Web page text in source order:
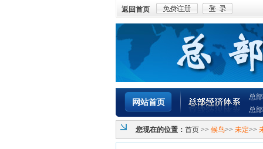
返回首页
网站首页
总
总
您现在的位置： 首页 >> 候鸟>> 未定>>